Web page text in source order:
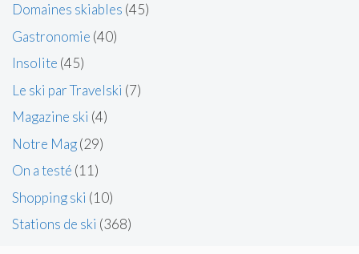
Domaines skiables (45)
Gastronomie (40)
Insolite (45)
Le ski par Travelski (7)
Magazine ski (4)
Notre Mag(29)
On a testé (11)
Shopping ski (10)
Stations de ski (368)